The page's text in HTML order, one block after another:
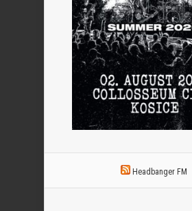
Headbanger FM